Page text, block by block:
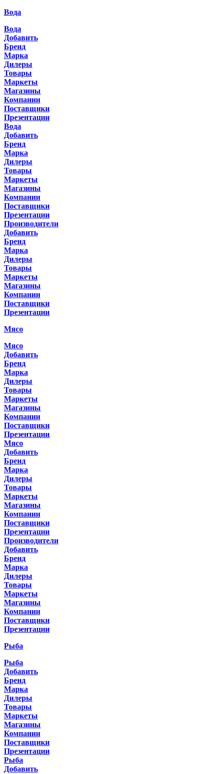
Вода
Вода
Добавить
Бренд
Марка
Дилеры
Товары
Маркеты
Магазины
Компании
Поставщики
Презентации
Вода
Добавить
Бренд
Марка
Дилеры
Товары
Маркеты
Магазины
Компании
Поставщики
Презентации
Производители
Добавить
Бренд
Марка
Дилеры
Товары
Маркеты
Магазины
Компании
Поставщики
Презентации
Мясо
Мясо
Добавить
Бренд
Марка
Дилеры
Товары
Маркеты
Магазины
Компании
Поставщики
Презентации
Мясо
Добавить
Бренд
Марка
Дилеры
Товары
Маркеты
Магазины
Компании
Поставщики
Презентации
Производители
Добавить
Бренд
Марка
Дилеры
Товары
Маркеты
Магазины
Компании
Поставщики
Презентации
Рыба
Рыба
Добавить
Бренд
Марка
Дилеры
Товары
Маркеты
Магазины
Компании
Поставщики
Презентации
Рыба
Добавить